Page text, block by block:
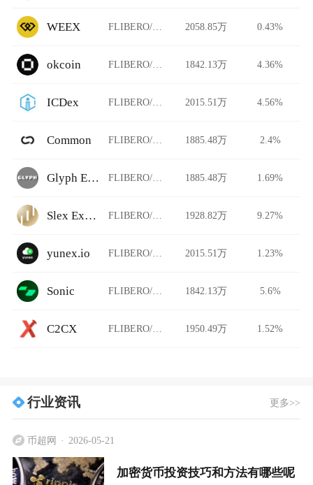
WEEX FLIBERO/USDT 2058.85万 0.43%
okcoin FLIBERO/USDT 1842.13万 4.36%
ICDex FLIBERO/USDT 2015.51万 4.56%
Common FLIBERO/USDT 1885.48万 2.4%
Glyph Exchange FLIBERO/USDT 1885.48万 1.69%
Slex Exchange FLIBERO/USDT 1928.82万 9.27%
yunex.io FLIBERO/USDT 2015.51万 1.23%
Sonic FLIBERO/USDT 1842.13万 5.6%
C2CX FLIBERO/USDT 1950.49万 1.52%
行业资讯 更多>>
币超网 2026-05-21
加密货币投资技巧和方法有哪些呢